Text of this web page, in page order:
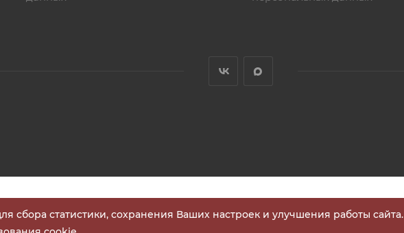
сбора статистики, сохранения Ваших настроек и улучшения работы сайта.